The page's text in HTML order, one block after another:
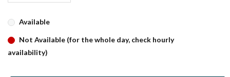
Available
Not Available (for the whole day, check hourly
availability)